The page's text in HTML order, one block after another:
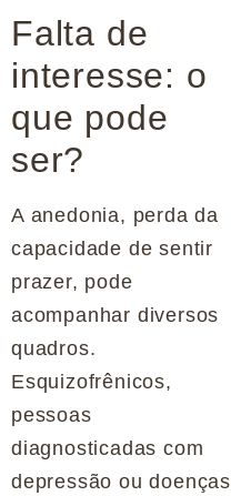
Falta de
interesse: o
que pode
ser?
A anedonia, perda da
capacidade de sentir
prazer, pode
acompanhar diversos
quadros.
Esquizofrênicos,
pessoas
diagnosticadas com
depressão ou doenças